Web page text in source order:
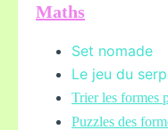
Maths
Set nomade
Le jeu du
Trier les formes
Puzzles des